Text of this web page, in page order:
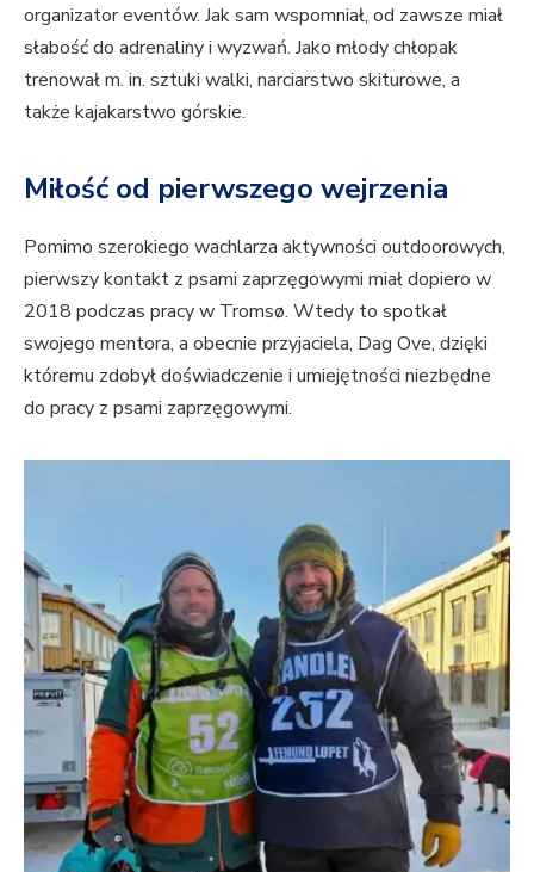
organizator eventów. Jak sam wspomniał, od zawsze miał
słabość do adrenaliny i wyzwań. Jako młody chłopak
trenował m. in. sztuki walki, narciarstwo skiturowe, a
także kajakarstwo górskie.
Miłość od pierwszego wejrzenia
Pomimo szerokiego wachlarza aktywności outdoorowych,
pierwszy kontakt z psami zaprzęgowymi miał dopiero w
2018 podczas pracy w Tromsø. Wtedy to spotkał
swojego mentora, a obecnie przyjaciela, Dag Ove, dzięki
któremu zdobył doświadczenie i umiejętności niezbędne
do pracy z psami zaprzęgowymi.